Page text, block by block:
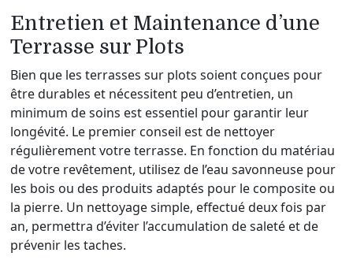
Entretien et Maintenance d’une
Terrasse sur Plots
Bien que les terrasses sur plots soient conçues pour
être durables et nécessitent peu d’entretien, un
minimum de soins est essentiel pour garantir leur
longévité. Le premier conseil est de nettoyer
régulièrement votre terrasse. En fonction du matériau
de votre revêtement, utilisez de l’eau savonneuse pour
les bois ou des produits adaptés pour le composite ou
la pierre. Un nettoyage simple, effectué deux fois par
an, permettra d’éviter l’accumulation de saleté et de
prévenir les taches.